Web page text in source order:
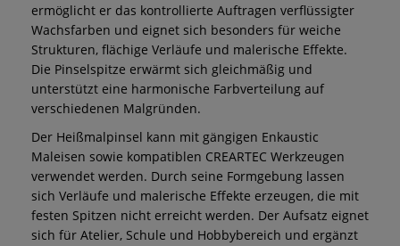
ermöglicht er das kontrollierte Auftragen verflüssigter
Wachsfarben und eignet sich besonders für weiche
Strukturen, flächige Verläufe und malerische Effekte.
Die Pinselspitze erwärmt sich gleichmäßig und
unterstützt eine harmonische Farbverteilung auf
verschiedenen Malgründen.
Der Heißmalpinsel kann mit gängigen Enkaustic
Maleisen sowie kompatiblen CREARTEC Werkzeugen
verwendet werden. Durch seine Formgebung lassen
sich Verläufe und malerische Effekte erzeugen, die mit
festen Spitzen nicht erreicht werden. Der Aufsatz eignet
sich für Atelier, Schule und Hobbybereich und ergänzt